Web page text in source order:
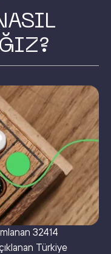
32414
Türkiye